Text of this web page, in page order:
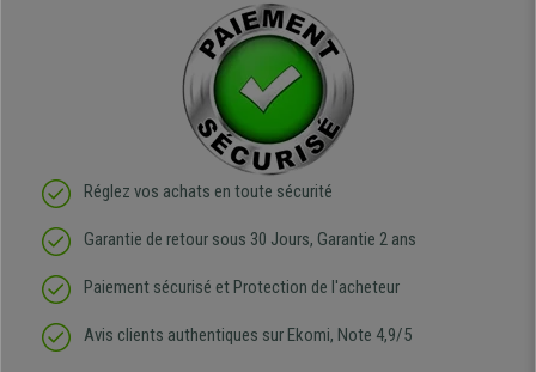
Réglez vos achats en toute sécurité
Garantie de retour sous 30 Jours, Garantie 2 ans
Paiement sécurisé et Protection de l'acheteur
Avis clients authentiques sur Ekomi, Note 4,9/5